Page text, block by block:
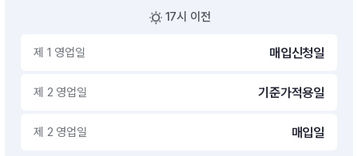
17시 이전
제 1 영업일 매입신청일
제 2 영업일 기준가적용일
제 2 영업일 매입일